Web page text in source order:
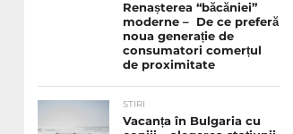
Renașterea “băcăniei”
moderne – De ce preferă
noua generație de
consumatori comerțul
de proximitate
STIRI
Vacanța în Bulgaria cu